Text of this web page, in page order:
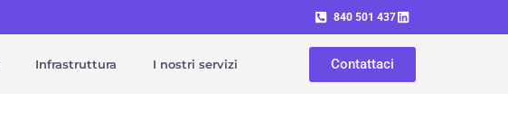
840 501 437
Infrastruttura I nostri servizi Contattaci